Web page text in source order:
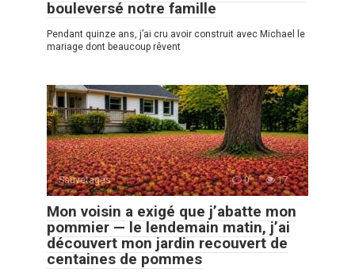
bouleversé notre famille
Pendant quinze ans, j’ai cru avoir construit avec Michael le
mariage dont beaucoup rêvent
Sauvetages 0 17
Mon voisin a exigé que j’abatte mon
pommier — le lendemain matin, j’ai
découvert mon jardin recouvert de
centaines de pommes